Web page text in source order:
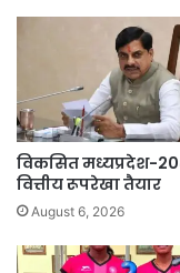
विकसित मध्यप्रदेश-
वित्तीय रूपरेखा तैयार
August 6, 2026